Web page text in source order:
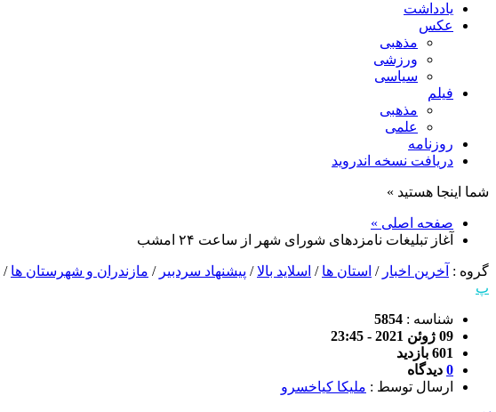
یادداشت
عکس
مذهبی
ورزشی
سیاسی
فیلم
مذهبی
علمی
روزنامه
دریافت نسخه اندروید
شما اینجا هستید »
صفحه اصلی »
آغاز تبلیغات نامزدهای شورای شهر از ساعت ۲۴ امشب
گروه : آخرین اخبار / استان ها / اسلاید بالا/ پیشنهاد سردبیر / مازندران و شهرستان ها /
پ
شناسه : 5854
09 ژوئن 2021 - 23:45
601 بازدید
0 دیدگاه
ارسال توسط : ملیکا کیاخسرو